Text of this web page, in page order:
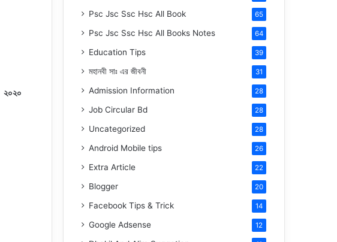
২০২০
Psc Jsc Ssc Hsc All Book 65
Psc Jsc Ssc Hsc All Books Notes 64
Education Tips 39
মহানবীসাঃ এর জীবনী 31
Admission Information 28
Job Circular Bd 28
Uncategorized 28
Android Mobile tips 26
Extra Article 22
Blogger 20
Facebook Tips & Trick 14
Google Adsense 12